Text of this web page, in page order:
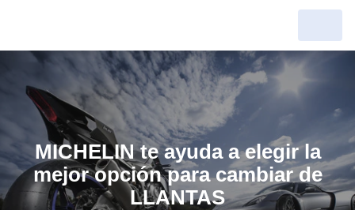
MICHELIN te ayuda a elegir la
mejor opción para cambiar de
LLANTAS